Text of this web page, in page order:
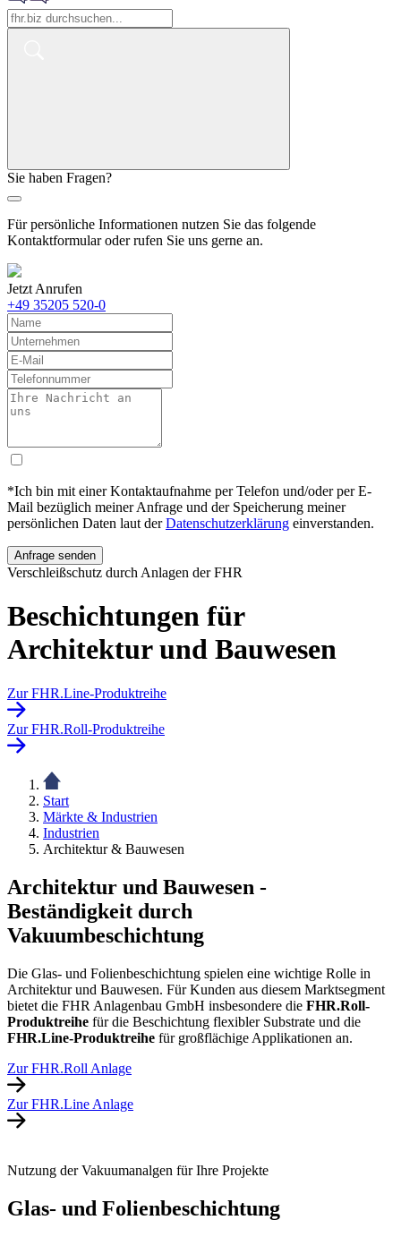
Sie haben Fragen?
Für persönliche Informationen nutzen Sie das folgende
Kontaktformular oder rufen Sie uns gerne an.
Jetzt Anrufen
+49 35205 520-0
*Ich bin mit einer Kontaktaufnahme per Telefon und/oder per E-
Mail bezüglich meiner Anfrage und der Speicherung meiner
persönlichen Daten laut derDatenschutzerklärung einverstanden.
Verschleißschutz durch Anlagen der FHR
Beschichtungen für
Architektur und Bauwesen
Zur FHR.Line-Produktreihe
Zur FHR.Roll-Produktreihe
Start
Märkte & Industrien
Industrien
Architektur & Bauwesen
Architektur und Bauwesen -
Beständigkeit durch
Vakuumbeschichtung
Die Glas- und Folienbeschichtung spielen eine wichtige Rolle in
Architektur und Bauwesen. Für Kunden aus diesem Marktsegment
bietet die FHR Anlagenbau GmbH insbesondere die FHR.Roll-
Produktreihe für die Beschichtung flexibler Substrate und die
FHR.Line-Produktreihe für großflächige Applikationen an.
Zur FHR.Roll Anlage
Zur FHR.Line Anlage
Nutzung der Vakuumanalgen für Ihre Projekte
Glas- und Folienbeschichtung